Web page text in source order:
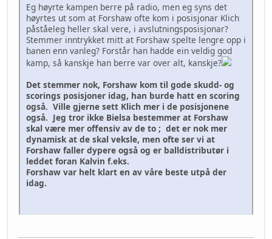
Eg høyrte kampen berre på radio, men eg syns det
høyrtes ut som at Forshaw ofte kom i posisjonar Klich
påståeleg heller skal vere, i avslutningsposisjonar?
Stemmer inntrykket mitt at Forshaw spelte lengre opp i
banen enn vanleg? Forstår han hadde ein veldig god
kamp, så kanskje han berre var over alt, kanskje?
Det stemmer nok, Forshaw kom til gode skudd- og
scorings posisjoner idag, han burde hatt en scoring
også. Ville gjerne sett Klich mer i de posisjonene
også. Jeg tror ikke Bielsa bestemmer at Forshaw
skal være mer offensiv av de to ; det er nok mer
dynamisk at de skal veksle, men ofte ser vi at
Forshaw faller dypere også og er balldistributør i
leddet foran Kalvin f.eks.
Forshaw var helt klart en av våre beste utpå der
idag.